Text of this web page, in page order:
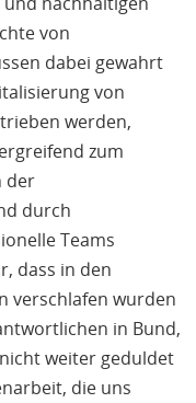
von
dabei gewahrt
von
werden,
zum
der
durch
Teams
dass in den
verschlafen wurden
in Bund,
weiter geduldet
die uns